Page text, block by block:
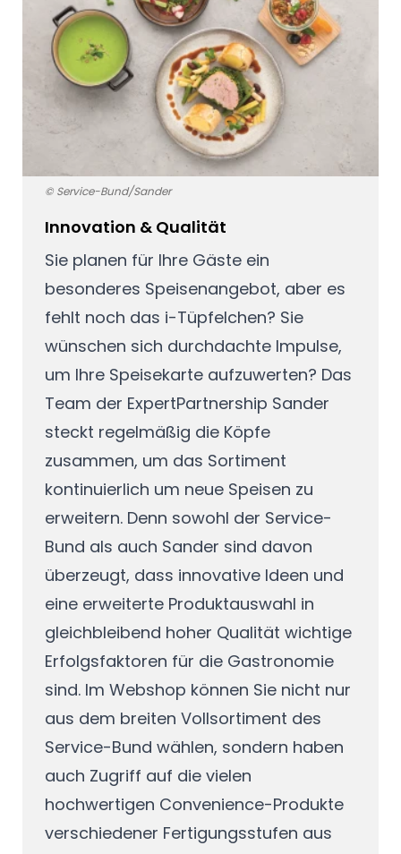
© Service-Bund/Sander
Innovation & Qualität
Sie planen für Ihre Gäste ein
besonderes Speisenangebot, aber es
fehlt noch das i-Tüpfelchen? Sie
wünschen sich durchdachte Impulse,
um Ihre Speisekarte aufzuwerten? Das
Team der ExpertPartnership Sander
steckt regelmäßig die Köpfe
zusammen, um das Sortiment
kontinuierlich um neue Speisen zu
erweitern. Denn sowohl der Service-
Bund als auch Sander sind davon
überzeugt, dass innovative Ideen und
eine erweiterte Produktauswahl in
gleichbleibend hoher Qualität wichtige
Erfolgsfaktoren für die Gastronomie
sind. Im Webshop können Sie nicht nur
aus dem breiten Vollsortiment des
Service-Bund wählen, sondern haben
auch Zugriff auf die vielen
hochwertigen Convenience-Produkte
verschiedener Fertigungsstufen aus